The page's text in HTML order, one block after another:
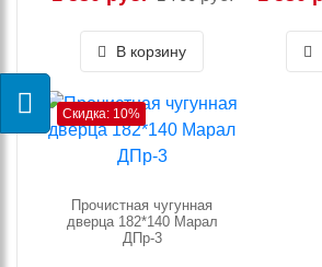
В корзину
Скидка: 10%
Прочистная чугунная
дверца 182*140 Марал
ДПр-3